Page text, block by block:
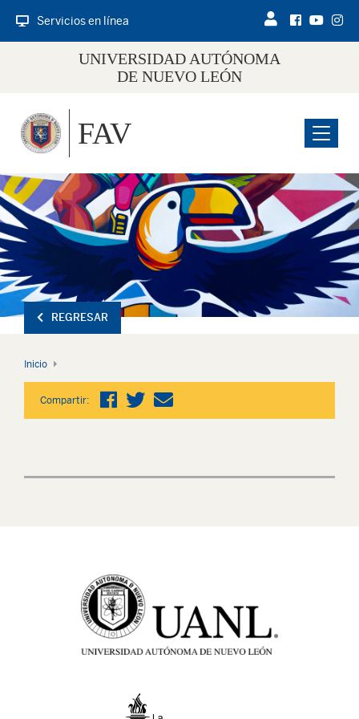
Servicios en línea
UNIVERSIDAD AUTÓNOMA
DE NUEVO LEÓN
Menu
FAV
REGRESAR
Inicio
Compartir: